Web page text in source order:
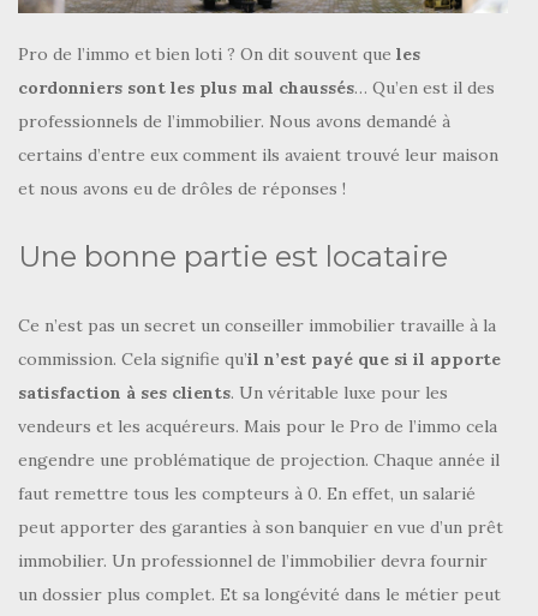
Pro de l’immo et bien loti ? On dit souvent que les
cordonniers sont les plus mal chaussés… Qu’en est il des
professionnels de l’immobilier. Nous avons demandé à
certains d’entre eux comment ils avaient trouvé leur maison
et nous avons eu de drôles de réponses !
Une bonne partie est locataire
Ce n’est pas un secret un conseiller immobilier travaille à la
commission. Cela signifie qu’il n’est payé que si il apporte
satisfaction à ses clients. Un véritable luxe pour les
vendeurs et les acquéreurs. Mais pour le Pro de l’immo cela
engendre une problématique de projection. Chaque année il
faut remettre tous les compteurs à 0. En effet, un salarié
peut apporter des garanties à son banquier en vue d’un prêt
immobilier. Un professionnel de l’immobilier devra fournir
un dossier plus complet. Et sa longévité dans le métier peut